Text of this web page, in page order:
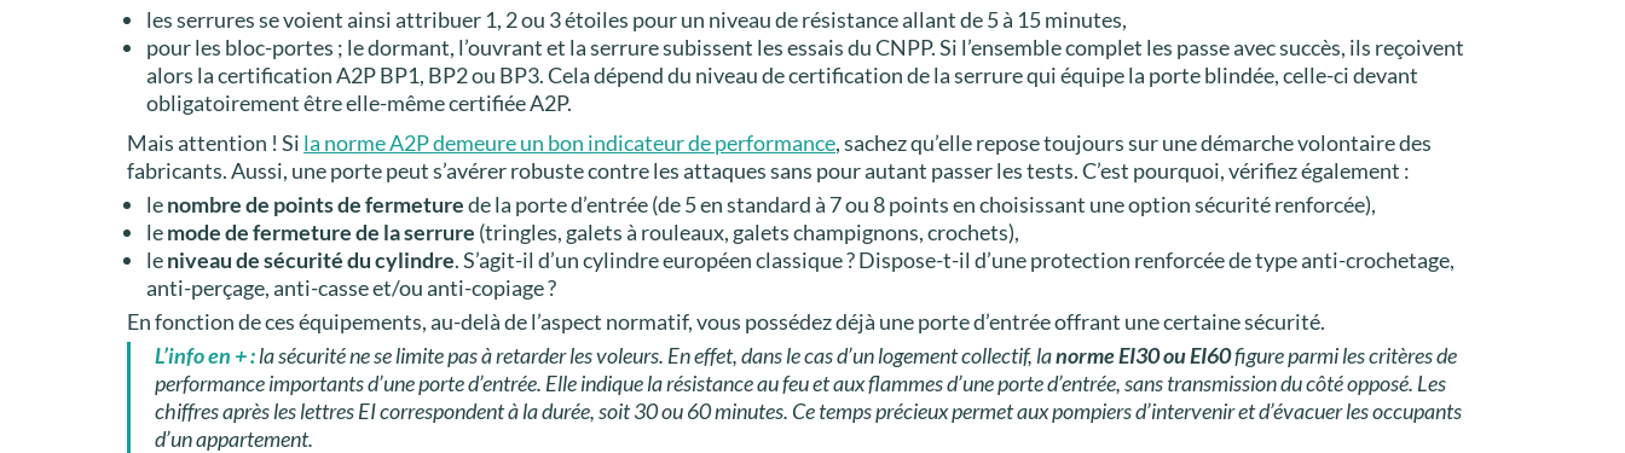
les serrures se voient ainsi attribuer 1, 2 ou 3 étoiles pour un niveau de résistance allant de 5 à 15 minutes,
pour les bloc-portes ; le dormant, l’ouvrant et la serrure subissent les essais du CNPP. Si l’ensemble complet les passe avec succès, ils reçoivent
alors la certification A2P BP1, BP2 ou BP3. Cela dépend du niveau de certification de la serrure qui équipe la porte blindée, celle-ci devant
obligatoirement être elle-même certifiée A2P.
Mais attention ! Si la norme A2P demeure un bon indicateur de performance, sachez qu’elle repose toujours sur une démarche volontaire des
fabricants. Aussi, une porte peut s’avérer robuste contre les attaques sans pour autant passer les tests. C’est pourquoi, vérifiez également :
lenombre de points de fermeturede la porte d’entrée (de 5 en standard à 7 ou 8 points en choisissant une option sécurité renforcée),
lemode de fermeture de la serrure (tringles, galets à rouleaux, galets champignons, crochets),
leniveau de sécurité du cylindre. S’agit-il d’un cylindre européen classique ? Dispose-t-il d’une protection renforcée de type anti-crochetage,
anti-perçage, anti-casse et/ou anti-copiage ?
En fonction de ces équipements, au-delà de l’aspect normatif, vous possédez déjà une porte d’entrée offrant une certaine sécurité.
L’info en + :la sécurité ne se limite pas à retarder les voleurs. En effet, dans le cas d’un logement collectif, lanorme EI30 ou EI60figure parmi les critères de
performance importants d’une porte d’entrée. Elle indique la résistance au feu et aux flammes d’une porte d’entrée, sans transmission du côté opposé. Les
chiffres après les lettres EI correspondent à la durée, soit 30 ou 60 minutes. Ce temps précieux permet aux pompiers d’intervenir et d’évacuer les occupants
d’un appartement.